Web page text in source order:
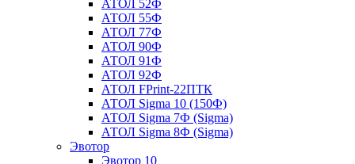
АТОЛ 52Ф
АТОЛ 55Ф
АТОЛ 77Ф
АТОЛ 90Ф
АТОЛ 91Ф
АТОЛ 92Ф
АТОЛ FPrint-22ПТК
АТОЛ Sigma 10 (150Ф)
АТОЛ Sigma 7Ф (Sigma)
АТОЛ Sigma 8Ф (Sigma)
Эвотор
Эвотор 10